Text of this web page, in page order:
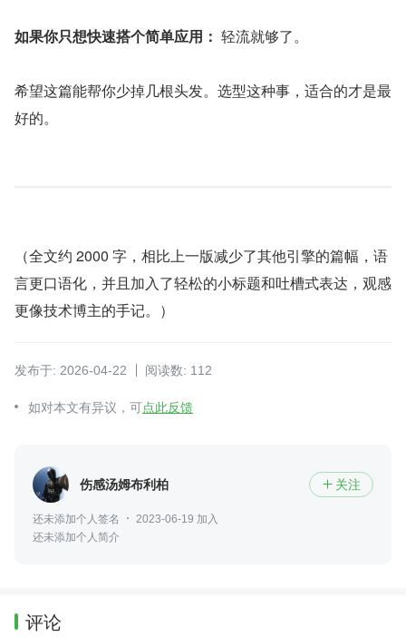
如果你只想快速搭个简单应用： 轻流就够了。
希望这篇能帮你少掉几根头发。选型这种事，适合的才是最
好的。
（全文约 2000 字，相比上一版减少了其他引擎的篇幅，语
言更口语化，并且加入了轻松的小标题和吐槽式表达，观感
更像技术博主的手记。）
发布于: 2026-04-22 阅读数: 112
如对本文有异议，可点此反馈
伤感汤姆布利柏  关注
还未添加个人签名
2023-06-19 加入
还未添加个人简介
评论